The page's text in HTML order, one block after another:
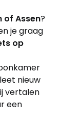
of Assen?
je graag
op
nieuw
vertalen
een